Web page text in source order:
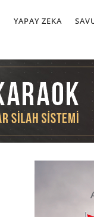
YAPAY ZEKA